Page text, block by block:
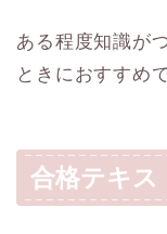
ある程度知識が
ときにおすすめ
合格テキス